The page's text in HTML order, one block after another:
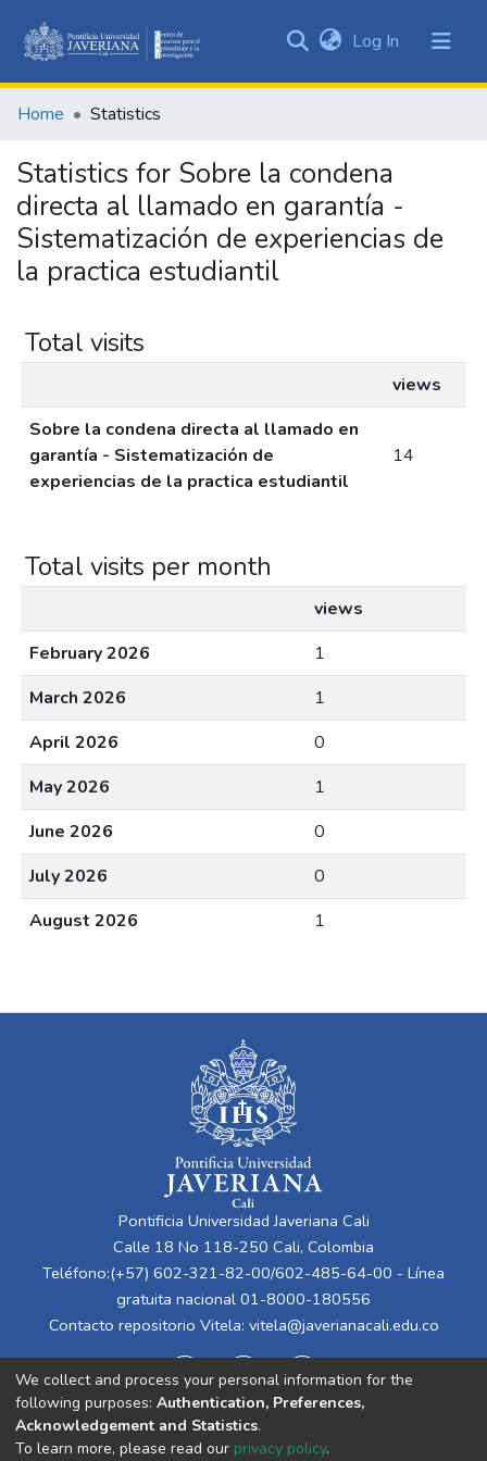
&
All of DSpace
Log In (current)
Home Statistics
Statistics for Sobre la condena
directa al llamado en garantía -
Sistematización de experiencias de
la practica estudiantil
Total visits
views
Sobre la condena directa al llamado en
garantía - Sistematización de
experiencias de la practica estudiantil
14
Total visits per month
views
February 2026
1
March 2026
1
April 2026
0
May 2026
1
June 2026
0
July 2026
0
August 2026
1
Pontificia Universidad Javeriana Cali
Calle 18 No 118-250 Cali, Colombia
Teléfono:(+57) 602-321-82-00/602-485-64-00 - Línea
gratuita nacional 01-8000-180556
Contacto repositorio Vitela: vitela@javerianacali.edu.co
We collect and process your personal information for the
following purposes: Authentication, Preferences,
Acknowledgement and Statistics.
To learn more, please read our privacy policy.